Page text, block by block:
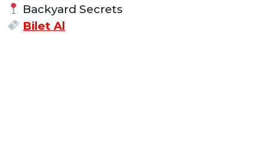
Backyard Secrets
Bilet Al